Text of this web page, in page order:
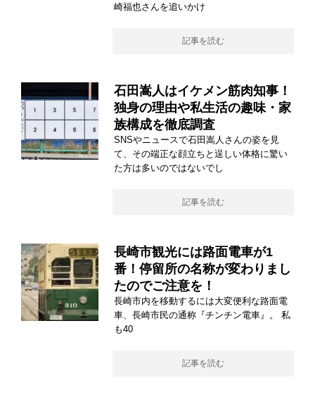
崎福也さんを追いかけ
記事を読む
石田嵩人はイケメン筋肉知事！
独身の理由や私生活の趣味・家
族構成を徹底調査
SNSやニュースで石田嵩人さんの姿を見
て、その端正な顔立ちと逞しい体格に驚い
た方は多いのではないでし
記事を読む
長崎市観光には路面電車が1
番！停留所の名称が変わりまし
たのでご注意を！
長崎市内を移動するには大変便利な路面電
車、長崎市民の通称『チンチン電車』。 私
も40
記事を読む